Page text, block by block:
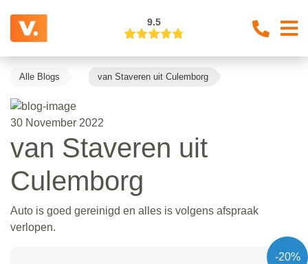
9.5
Alle Blogs van Staveren uit Culemborg
30 November 2022
van Staveren uit
Culemborg
Auto is goed gereinigd en alles is volgens afspraak
verlopen.
-20%